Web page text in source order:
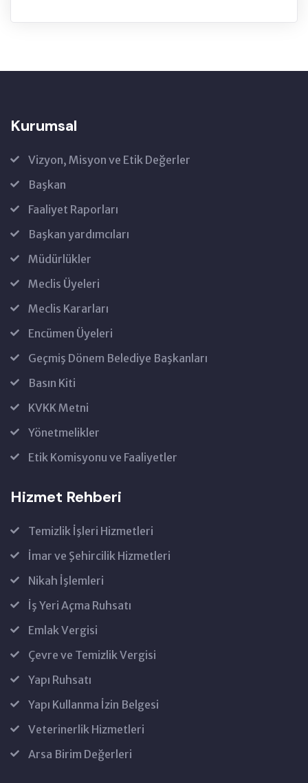
Kurumsal
Vizyon, Misyon ve Etik Değerler
Başkan
Faaliyet Raporları
Başkan yardımcıları
Müdürlükler
Meclis Üyeleri
Meclis Kararları
Encümen Üyeleri
Geçmiş Dönem Belediye Başkanları
Basın Kiti
KVKK Metni
Yönetmelikler
Etik Komisyonu ve Faaliyetler
Hizmet Rehberi
Temizlik İşleri Hizmetleri
İmar ve Şehircilik Hizmetleri
Nikah İşlemleri
İş Yeri Açma Ruhsatı
Emlak Vergisi
Çevre ve Temizlik Vergisi
Yapı Ruhsatı
Yapı Kullanma İzin Belgesi
Veterinerlik Hizmetleri
Arsa Birim Değerleri